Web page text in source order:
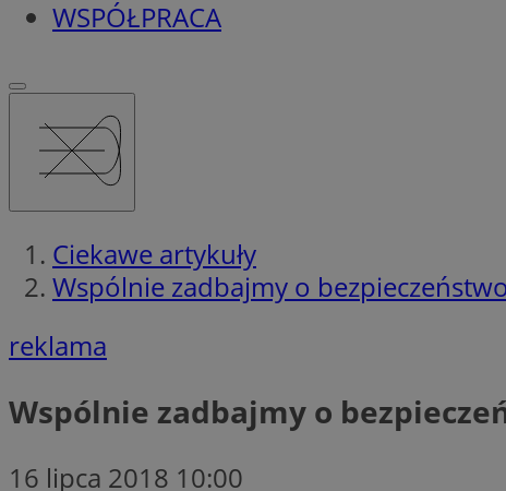
WSPÓŁPRACA
Ciekawe artykuły
Wspólnie zadbajmy o
reklama
Wspólnie zadbajmy o
16 lipca 2018 10:00